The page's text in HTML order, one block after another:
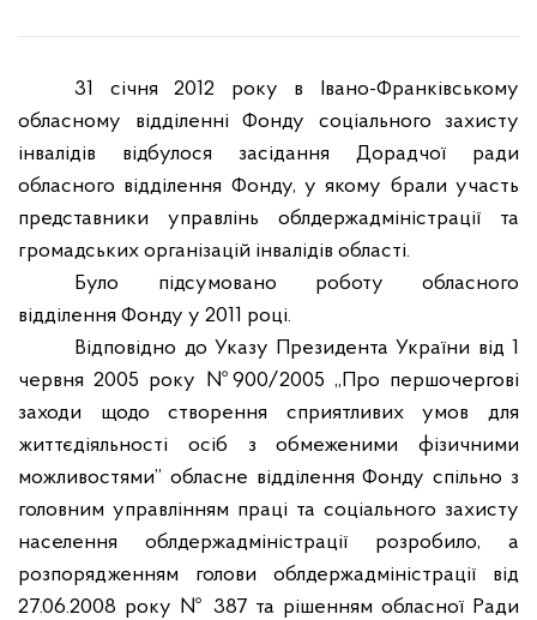
31 січня 2012 року в Івано-Франківському
обласному відділенні Фонду соціального захисту
інвалідів відбулося засідання Дорадчої ради
обласного відділення Фонду, у якому брали участь
представники управлінь облдержадміністрації та
громадських організацій інвалідів області.
Було підсумовано роботу обласного
відділення Фонду у 2011 році.
Відповідно до Указу Президента України від 1
червня 2005 року №900/2005 „Про першочергові
заходи щодо створення сприятливих умов для
життєдіяльності осіб з обмеженими фізичними
можливостями” обласне відділення Фонду спільно з
головним управлінням праці та соціального захисту
населення облдержадміністрації розробило, а
розпорядженням голови облдержадміністрації від
27.06.2008 року № 387 та рішенням обласної Ради